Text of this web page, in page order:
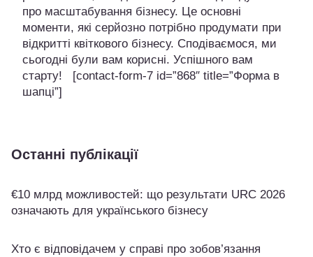
про масштабування бізнесу. Це основні
моменти, які серйозно потрібно продумати при
відкритті квіткового бізнесу. Сподіваємося, ми
сьогодні були вам корисні. Успішного вам
старту! [contact-form-7 id=”868″ title=”Форма в
шапці”]
Останні публікації
€10 млрд можливостей: що результати URC 2026
означають для українського бізнесу
Хто є відповідачем у справі про зобов’язання